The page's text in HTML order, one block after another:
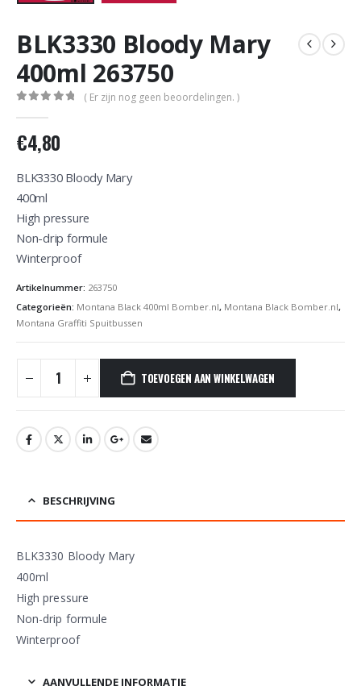
BLK3330 Bloody Mary
400ml 263750
( Er zijn nog geen beoordelingen. )
€4,80
BLK3330 Bloody Mary
400ml
High pressure
Non-drip formule
Winterproof
Artikelnummer: 263750
Categorieën: Montana Black 400ml Bomber.nl, Montana Black Bomber.nl,
Montana Graffiti Spuitbussen
TOEVOEGEN AAN WINKELWAGEN
BESCHRIJVING
BLK3330 Bloody Mary
400ml
High pressure
Non-drip formule
Winterproof
AANVULLENDE INFORMATIE